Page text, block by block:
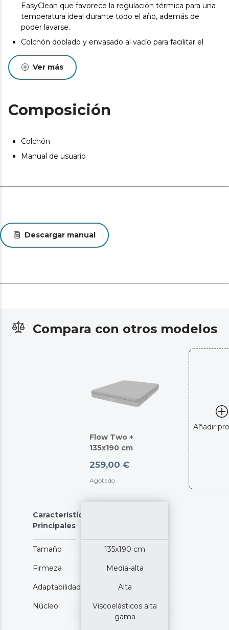
EasyClean que favorece la regulación térmica para una
temperatura ideal durante todo el año, además de
poder lavarse.
Colchón doblado y envasado al vacío para facilitar el
transporte a tu hogar en las mejores condiciones.
La composición del colchón permite prevenir la
aparición de ácaros, bacterias y hongos.
asentamiento normal de las capas internas que oscila
entre +0/-2 o -3 (norma UNE-EN 1334:1996). Esta
reparación o compensación.
Pueden existir leves diferencias entre el producto
mostrado y el entregado en cuanto a color, tejido o
Ver más
Composición
Colchón
Manual de usuario
Descargar manual
Compara con otros modelos
Flow Two +
135x190 cm
259,00 €
Agotado
Añadir
Características
Principales
Tamaño 135x190 cm
Firmeza Media-alta
Adaptabilidad Alta
Núcleo
Viscoelásticos alta
gama